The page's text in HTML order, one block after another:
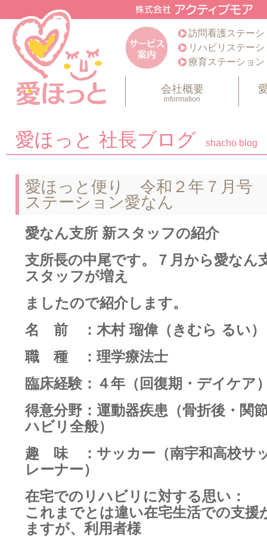
訪問看護ステー
リハビリステー
療育ステーション
会社概要
information
愛ほっと 社長ブログ shacho blog
愛ほっと便り 令和２年７月号
ステーション愛なん
愛なん支所 新スタッフの紹介
支所長の中尾です。７月から愛なん
スタッフが増え
ましたので紹介します。
名 前 ：木村 瑠偉（きむら るい）
職 種 ：理学療法士
臨床経験：４年（回復期・デイケア
得意分野：運動器疾患（骨折後・関
ハビリ全般）
趣 味 ：サッカー（南宇和高校サ
レーナー）
在宅でのリハビリに対する思い：
これまでとは違い在宅生活での支援
ますが、利用者様